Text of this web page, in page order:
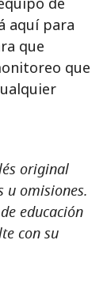
aquí para
que
que
original
u omisiones.
educación
con su